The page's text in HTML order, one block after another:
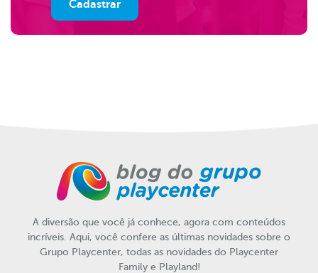
A diversão que você já conhece, agora com conteúdos
incríveis. Aqui, você confere as últimas novidades sobre o
Grupo Playcenter, todas as novidades do Playcenter
Family e Playland!